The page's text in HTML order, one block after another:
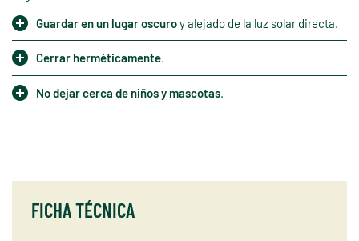
Guardar en un lugar oscuroy alejado de la luz solar directa.
Cerrar herméticamente.
No dejar cerca de niños y mascotas.
FICHA TÉCNICA